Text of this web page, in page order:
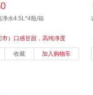
净水4.5L*4瓶/箱
市）口感甘甜，高纯净度
收藏 加入购物车